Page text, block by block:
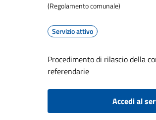
(Regolamento comunale)
Servizio attivo
Procedimento di rilascio della
referendarie
Accedi al